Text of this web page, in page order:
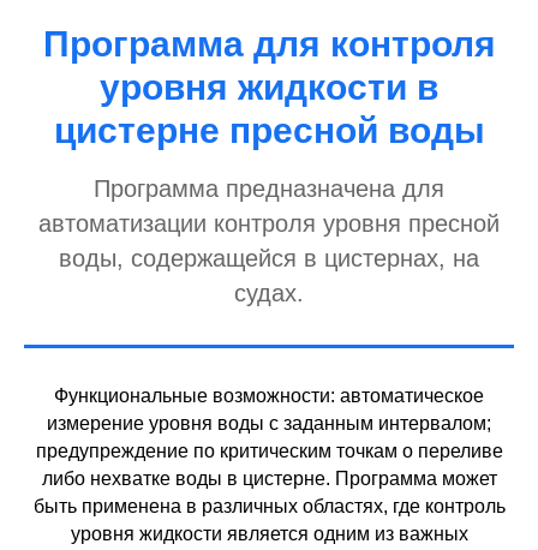
Программа для контроля
уровня жидкости в
цистерне пресной воды
Программа предназначена для
автоматизации контроля уровня пресной
воды, содержащейся в цистернах, на
судах.
Функциональные возможности: автоматическое
измерение уровня воды с заданным интервалом;
предупреждение по критическим точкам о переливе
либо нехватке воды в цистерне. Программа может
быть применена в различных областях, где контроль
уровня жидкости является одним из важных